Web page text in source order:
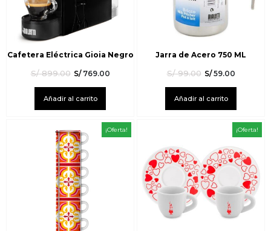
Cafetera Eléctrica Gioia Negro
S/899.00 S/769.00
Añadir al carrito
Jarra de Acero 750 ML
S/99.00 S/59.00
Añadir al carrito
¡Oferta! ¡Oferta!